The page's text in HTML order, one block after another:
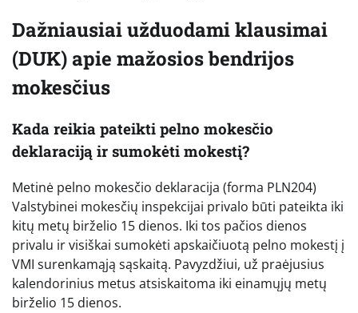
Dažniausiai užduodami klausimai
(DUK) apie mažosios bendrijos
mokesčius
Kada reikia pateikti pelno mokesčio
deklaraciją ir sumokėti mokestį?
Metinė pelno mokesčio deklaracija (forma PLN204)
Valstybinei mokesčių inspekcijai privalo būti pateikta iki
kitų metų birželio 15 dienos. Iki tos pačios dienos
privalu ir visiškai sumokėti apskaičiuotą pelno mokestį į
VMI surenkamąją sąskaitą. Pavyzdžiui, už praėjusius
kalendorinius metus atsiskaitoma iki einamųjų metų
birželio 15 dienos.